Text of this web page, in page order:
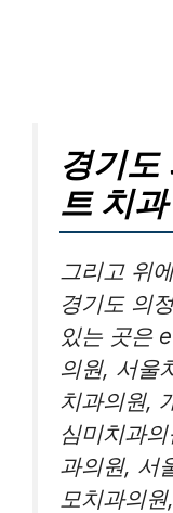
경기도
트 치
그리고 위
경기도 의
있는 곳은
의원, 서울
치과의원,
심미치과
과의원, 서
모치과의